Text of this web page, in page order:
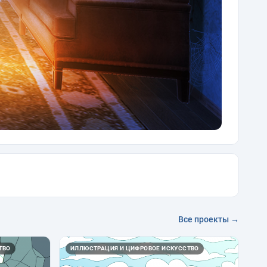
Все проекты →
ИЛЛЮСТРАЦИЯ И ЦИФРОВОЕ ИСКУССТВО